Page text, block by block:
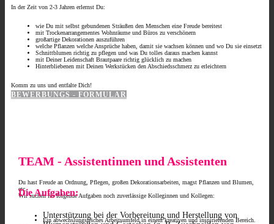
In der Zeit von 2-3 Jahren erlernst Du:
wie Du mit selbst gebundenen Sträußen den Menschen eine Freude bereitest
mit Trockenarrangementes Wohnräume und Büros zu verschönern
großartige Dekorationen auszuführen
welche Pflanzen welche Ansprüche haben, damit sie wachsen können und wo Du sie einsetzt
Schnittblumen richtig zu pflegen und was Du tolles daraus machen kannst
mit Deiner Leidenschaft Brautpaare richtig glücklich zu machen
Hinterbliebenen mit Deinen Werkstücken den Abschiedsschmerz zu erleichtern
Komm zu uns und entfalte Dich!
BEWERBUNGS - FORMULAR
TEAM - Assistentinnen und Assistenten
Du hast Freude an Ordnung, Pflegen, großen Dekorationsarbeiten, magst Pflanzen und Blumen,
etc.
Wir suchen für folgende Aufgaben noch zuverlässige Kolleginnen und Kollegen:
Die Au​fgaben:
Unterstützung bei der Vorbereitung und Herstellung von
Ein abwechslungsreiches Arbeitsumfeld in einem kreativen und inspirierenden Bereich.